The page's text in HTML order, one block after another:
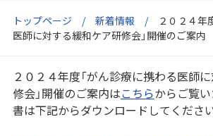
トップページ 新着情報
２０２４年
医師に対する緩和ケア研修会」開催のご案内
２０２４年度「がん診療に携わる医師
修会」開催のご案内はこちらからご覧
書は下記からダウンロードしてください